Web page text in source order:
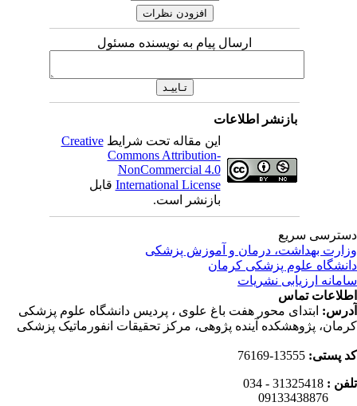
ارسال پیام به نویسنده مسئول
بازنشر اطلاعات
این مقاله تحت شرایطCreative
Commons Attribution-
NonCommercial 4.0
International Licenseقابل
بازنشر است.
سریع
بهداشت، درمان و آموزش پزشکی
علوم پزشکی کرمان
ارزیابی نشریات
تماس
ابتدای محور هفت باغ علوی ، پردیس دانشگاه علوم پزشکی
پژوهشکده آینده پژوهی، مرکز تحقیقات انفورماتیک پزشکی
پستی: 13555-76169
:
31325418 - 034